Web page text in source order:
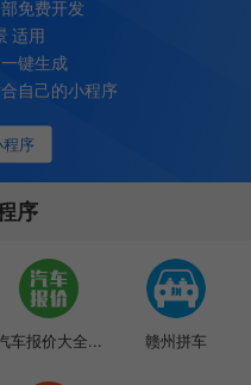
程序
免费开发
适用
键生成
自己的小程序
序
车报价大全... 赣州拼车